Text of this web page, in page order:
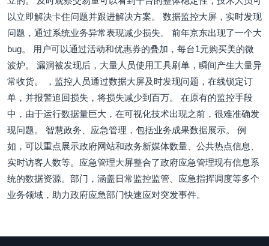
以立即解决卡住问题并跟进解决方案。 数据监控大屏，实时发现
问题，通过系统业务异常表现减少损失。 前年京东出现了一个大
bug。 用户可以通过活动和优惠券的叠加，每台1元购买美的微
波炉。 漏洞被发现后，大量人员使用工具刷单，瞬间产生大量异
常收货。 ，监控人员通过数据大屏及时发现问题，在线锁定订
单，并报警追回损失，将损失减少到百万。 在原有的监控手段
中，由于运行数据量巨大，在可视化技术出现之前，很难准确发
现问题。 智慧政务、应急管理，包括业务成果数据展示。 例
如，可以重点展示政府网站和政务新媒体数量、公共热点信息、
实时访客人数等。应急管理大屏整合了政府应急管理现有信息系
统的数据资源。部门，涵盖日常监控监管、应急指挥调度等多个
业务领域，助力政府应急部门快速应对突发事件。